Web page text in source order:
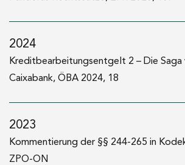
Rechtsanwaltsprüfung (mit Auszeichnung)
2008
Richteramtsanwärter im Sprengel des
2024
Kreditbearbeitungsentgelt 2 – Die Saga
Caixabank, ÖBA 2024, 18
2023
Kommentierung der §§ 244-265 in
ZPO-ON